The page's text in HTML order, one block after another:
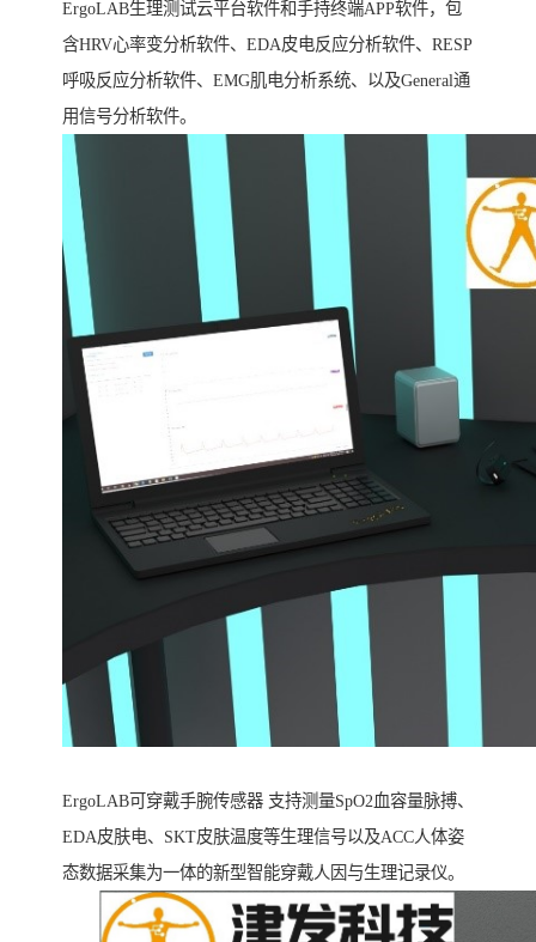
ErgoLAB生理测试云平台软件和手持终端APP软件，包
含HRV心率变分析软件、EDA皮电反应分析软件、RESP
呼吸反应分析软件、EMG肌电分析系统、以及General通
用信号分析软件。
ErgoLAB可穿戴手腕传感器 支持测量SpO2血容量脉搏、
EDA皮肤电、SKT皮肤温度等生理信号以及ACC人体姿
态数据采集为一体的新型智能穿戴人因与生理记录仪。